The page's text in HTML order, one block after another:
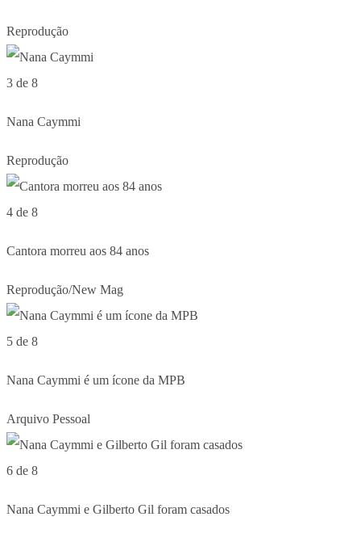
Reprodução
3 de 8
Nana Caymmi
Reprodução
4 de 8
Cantora morreu aos 84 anos
Reprodução/New Mag
5 de 8
Nana Caymmi é um ícone da MPB
Arquivo Pessoal
6 de 8
Nana Caymmi e Gilberto Gil foram casados